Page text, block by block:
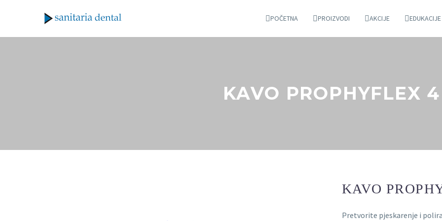
POČETNA PROIZVODI AKCIJE EDUKACIJE
KAVO PROPHYFLEX 4
KAVO
Pretvorite pjeskarenje i